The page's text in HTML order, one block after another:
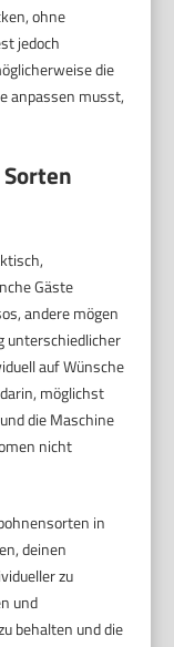
ohne
jedoch
die
anpassen musst,
Gäste
andere mögen
unterschiedlicher
auf Wünsche
möglichst
die Maschine
nicht
in
deinen
zu
und
behalten und die